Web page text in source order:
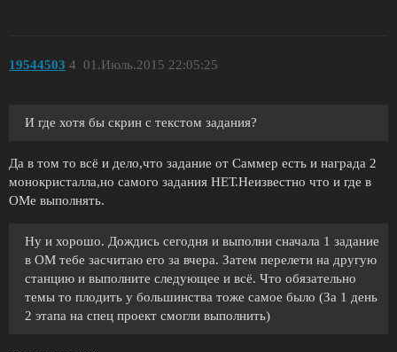
19544503 01.Июль.2015 22:05:25
4
И где хотя бы скрин с текстом задания?
Да в том то всё и дело,что задание от Саммер есть и награда 2
монокристалла,но самого задания НЕТ.Неизвестно что и где в
ОМе выполнять.
Ну и хорошо. Дождись сегодня и выполни сначала 1 задание
в ОМ тебе засчитаю его за вчера. Затем перелети на другую
станцию и выполните следующее и всё. Что обязательно
темы то плодить у большинства тоже самое было (За 1 день
2 этапа на спец проект смогли выполнить)